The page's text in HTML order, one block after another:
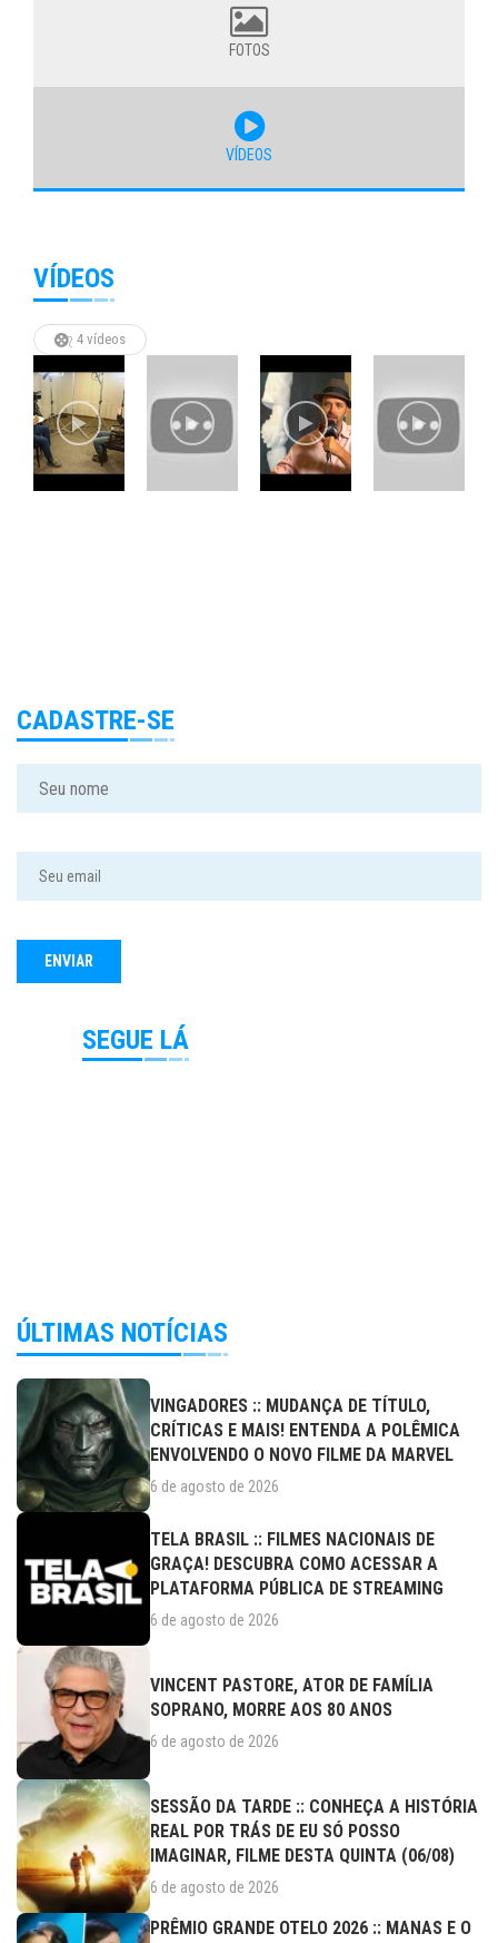
FOTOS
VÍDEOS
VÍDEOS
4 vídeos
CADASTRE-SE
SEGUE LÁ
ÚLTIMAS NOTÍCIAS
VINGADORES :: MUDANÇA DE TÍTULO,
CRÍTICAS E MAIS! ENTENDA A POLÊMICA
ENVOLVENDO O NOVO FILME DA MARVEL
6 de agosto de 2026
TELA BRASIL :: FILMES NACIONAIS DE
GRAÇA! DESCUBRA COMO ACESSAR A
PLATAFORMA PÚBLICA DE STREAMING
6 de agosto de 2026
VINCENT PASTORE, ATOR DE FAMÍLIA
SOPRANO, MORRE AOS 80 ANOS
6 de agosto de 2026
SESSÃO DA TARDE :: CONHEÇA A HISTÓRIA
REAL POR TRÁS DE EU SÓ POSSO
IMAGINAR, FILME DESTA QUINTA (06/08)
6 de agosto de 2026
PRÊMIO GRANDE OTELO 2026 :: MANAS E O